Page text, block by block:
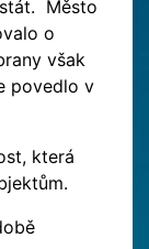
Město
o
však
povedlo v
která